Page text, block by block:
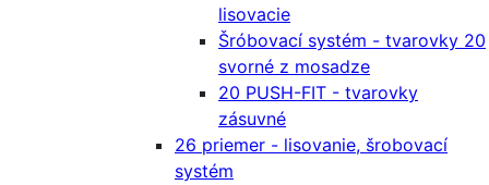
lisovacie
Šróbovací systém - tvarovky 20
svorné z mosadze
20 PUSH-FIT - tvarovky
zásuvné
26 priemer - lisovanie, šrobovací
systém